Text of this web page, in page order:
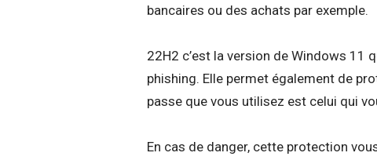
bancaires ou des achats par exemple.
22H2 c’est la version de Windows 11
phishing. Elle permet également de
passe que vous utilisez est celui qui
En cas de danger, cette protection